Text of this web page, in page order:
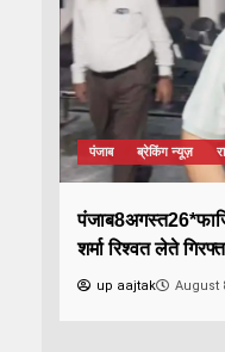
पंजाब ब्रेकिंग न्यूज़
शर्मा रिश्वत लेते
up aajtak August